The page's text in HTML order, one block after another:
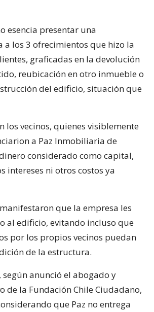
esencia presentar una
a los 3 ofrecimientos que hizo la
graficadas en la devolución
reubicación en otro inmueble o
del edificio, situación que
los vecinos, quienes visiblemente
a Paz Inmobiliaria de
considerado como capital,
intereses ni otros costos ya
que la empresa les
al edificio, evitando incluso que
por los propios vecinos puedan
de la estructura.
según anunció el abogado y
de la Fundación Chile Ciudadano,
que Paz no entrega